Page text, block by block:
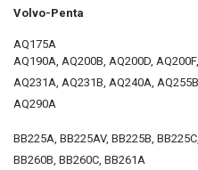
Volvo-Penta
AQ175A
AQ190A, AQ200B, AQ200D,
AQ231A, AQ231B, AQ240A,
AQ290A
BB225A, BB225AV, BB225B,
BB260B, BB260C, BB261A